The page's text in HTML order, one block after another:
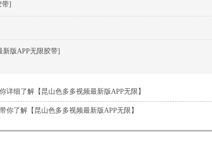
带]
版APP无限胶带]
细了解【昆山色多多视频最新版APP无限】
你了解【昆山色多多视频最新版APP无限】